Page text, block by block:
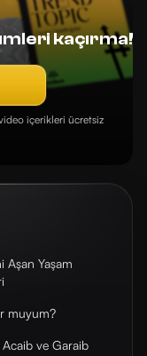
kaçırma!
içerikleri ücretsiz
Aşan Yaşam
muyum?
Acaib ve Garaib